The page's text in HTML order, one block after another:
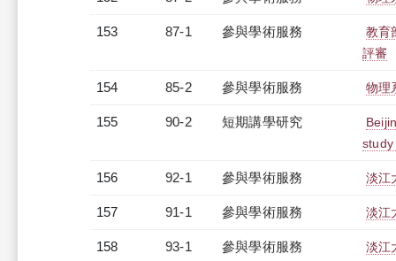
153 87-1 參與學術服務
教育
評審
154 85-2 參與學術服務 物理
155 90-2 短期講學研究
156 92-1 參與學術服務 淡江
157 91-1 參與學術服務 淡江
158 93-1 參與學術服務 淡江